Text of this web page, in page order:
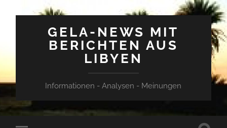
GELA-NEWS MIT
BERICHTEN AUS
LIBYEN
Informationen - Analysen - Meinungen